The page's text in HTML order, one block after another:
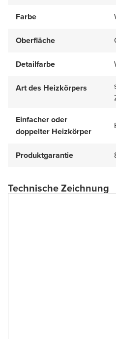
Farbe
Oberfläche
Detailfarbe
Art des Heizkörpers
Einfacher oder
doppelter Heizkörper
Produktgarantie
Technische Zeichnung